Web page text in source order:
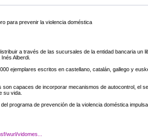
para prevenir la violencia doméstica
a través de las sucursales de la entidad bancaria
Alberdi.
ejemplares escritos en castellano, catalán, gallego y
capaces de incorporar mecanismos de autocontrol, el
su vida.
programa de prevención de la violencia doméstica
wurl/vidomes...